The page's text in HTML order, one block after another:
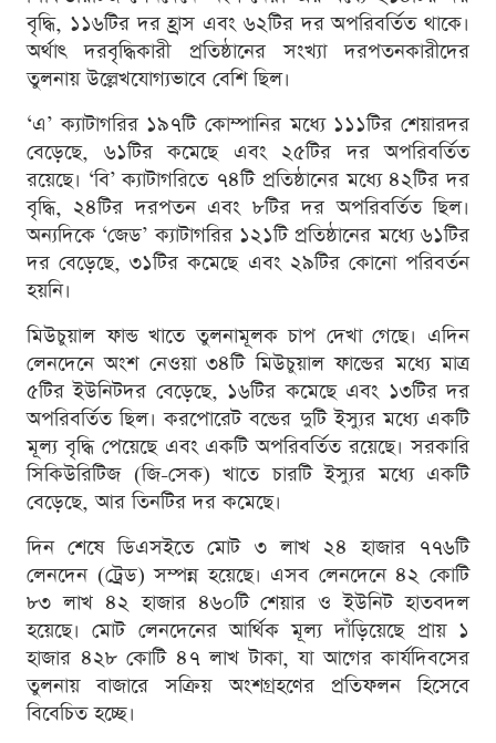
বৃদ্ধি, ১১৬টির দর হ্রাস এবং ৬২টির দর অপরিবর্তিত থাকে।
অর্থাৎ দরবৃদ্ধিকারী প্রতিষ্ঠানের সংখ্যা দরপতনকারীদের
তুলনায় উল্লেখযোগ্যভাবে বেশি ছিল।
‘এ’ ক্যাটাগরির ১৯৭টি কোম্পানির মধ্যে ১১১টির শেয়ারদর
বেড়েছে, ৬১টির কমেছে এবং ২৫টির দর অপরিবর্তিত
রয়েছে। ‘বি’ ক্যাটাগরিতে ৭৪টি প্রতিষ্ঠানের মধ্যে ৪২টির দর
বৃদ্ধি, ২৪টির দরপতন এবং ৮টির দর অপরিবর্তিত ছিল।
অন্যদিকে ‘জেড’ ক্যাটাগরির ১২১টি প্রতিষ্ঠানের মধ্যে ৬১টির
দর বেড়েছে, ৩১টির কমেছে এবং ২৯টির কোনো পরিবর্তন
হয়নি।
মিউচুয়াল ফান্ড খাতে তুলনামূলক চাপ দেখা গেছে। এদিন
লেনদেনে অংশ নেওয়া ৩৪টি মিউচুয়াল ফান্ডের মধ্যে মাত্র
৫টির ইউনিটদর বেড়েছে, ১৬টির কমেছে এবং ১৩টির দর
অপরিবর্তিত ছিল। করপোরেট বন্ডের দুটি ইস্যুর মধ্যে একটি
মূল্য বৃদ্ধি পেয়েছে এবং একটি অপরিবর্তিত রয়েছে। সরকারি
সিকিউরিটিজ (জি-সেক) খাতে চারটি ইস্যুর মধ্যে একটি
বেড়েছে, আর তিনটির দর কমেছে।
দিন শেষে ডিএসইতে মোট ৩ লাখ ২৪ হাজার ৭৭৬টি
লেনদেন (ট্রেড) সম্পন্ন হয়েছে। এসব লেনদেনে ৪২ কোটি
৮৩ লাখ ৪২ হাজার ৪৬০টি শেয়ার ও ইউনিট হাতবদল
হয়েছে। মোট লেনদেনের আর্থিক মূল্য দাঁড়িয়েছে প্রায় ১
হাজার ৪২৮ কোটি ৪৭ লাখ টাকা, যা আগের কার্যদিবসের
তুলনায় বাজারে সক্রিয় অংশগ্রহণের প্রতিফলন হিসেবে
বিবেচিত হচ্ছে।